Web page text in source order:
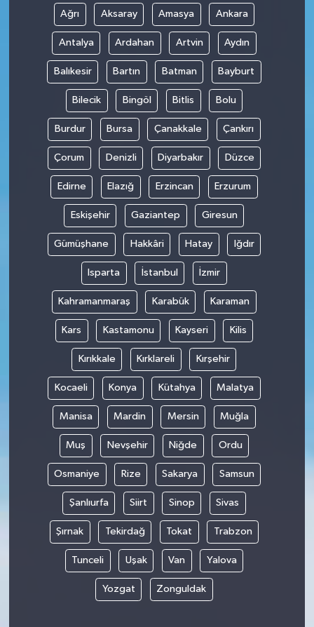
Ağrı Aksaray Amasya Ankara
Antalya Ardahan Artvin Aydın
Balıkesir Bartın Batman Bayburt
Bilecik Bingöl Bitlis Bolu
Burdur Bursa Çanakkale Çankırı
Çorum Denizli Diyarbakır Düzce
Edirne Elazığ Erzincan Erzurum
Eskişehir Gaziantep Giresun
Gümüşhane Hakkâri Hatay Iğdır
Isparta İstanbul İzmir
Kahramanmaraş Karabük Karaman
Kars Kastamonu Kayseri Kilis
Kırıkkale Kırklareli Kırşehir
Kocaeli Konya Kütahya Malatya
Manisa Mardin Mersin Muğla
Muş Nevşehir Niğde Ordu
Osmaniye Rize Sakarya Samsun
Şanlıurfa Siirt Sinop Sivas
Şırnak Tekirdağ Tokat Trabzon
Tunceli Uşak Van Yalova
Yozgat Zonguldak